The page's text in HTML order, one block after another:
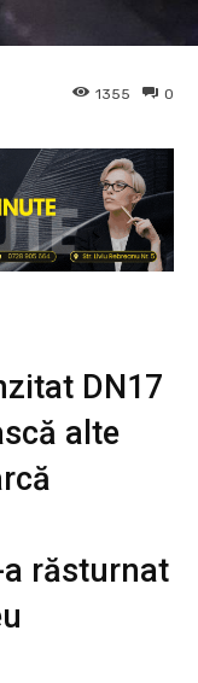
0
1355
DN17
alte
răsturnat